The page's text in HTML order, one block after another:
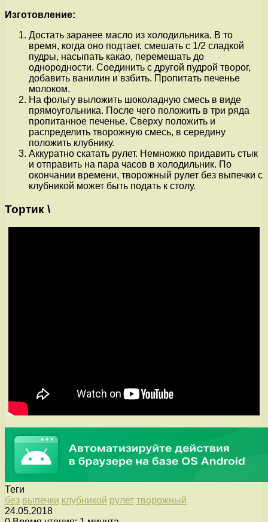
Изготовление:
Достать заранее масло из холодильника. В то
время, когда оно подтает, смешать с 1/2 сладкой
пудры, насыпать какао, перемешать до
однородности. Соединить с другой пудрой творог,
добавить ванилин и взбить. Пропитать печенье
молоком.
На фольгу выложить шоколадную смесь в виде
прямоугольника. После чего положить в три ряда
пропитанное печенье. Сверху положить и
распределить творожную смесь, в середину
положить клубнику.
Аккуратно скатать рулет. Немножко придавить стык
и отправить на пара часов в холодильник. По
окончании времени, творожный рулет без выпечки с
клубникой может быть подать к столу.
Тортик \
Теги
без выпечки клубникой рулет творожный
24.05.2018